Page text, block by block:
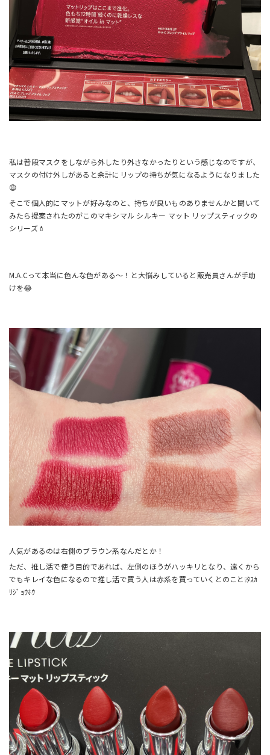
私は普段マスクをしながら外したり外さなかったりという感じなのですが、
マスクの付け外しがあると余計にリップの持ちが気になるようになりました
😩
そこで個人的にマットが好みなのと、持ちが良いものありませんかと聞いて
みたら提案されたのがこのマキシマル シルキー マット リップスティックの
シリーズ💄
M.A.Cって本当に色んな色がある～！と大悩みしていると販売員さんが手助
けを😂
人気があるのは右側のブラウン系なんだとか！
ただ、推し活で使う目的であれば、左側のほうがハッキリとなり、遠くから
でもキレイな色になるので推し活で買う人は赤系を買っていくとのこと❕ﾀｽｶ
ﾘｼﾞｮｳﾎｳ